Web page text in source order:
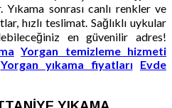
sonrası canlı renkler ve
hızlı teslimat. Sağlıklı uykular
en güvenilir adres!
Yorgan temizleme hizmeti
Yorgan yıkama fiyatları
Evde